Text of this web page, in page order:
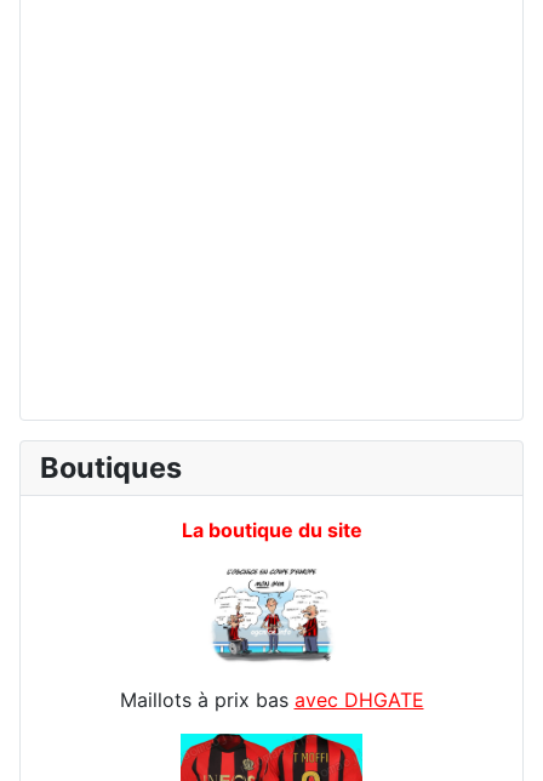
Boutiques
La boutique du site
Maillots à prix bas avec DHGATE